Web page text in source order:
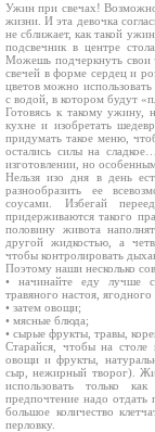
Ужин при свечах!
жизни. И эта девочка
не сближает, как такой
подсвечник в центре
Можешь подчеркнуть свои
свечей в форме сердец и
цветов можно
с водой, в котором будут
Готовясь к такому ужину,
кухне и изобретать
придумать такое меню,
остались силы на
изготовлении, но
Нельзя изо дня в день
разнообразить ее
соусами. Избегай
придерживаются такого
половину живота
другой жидкостью, а
чтобы контролировать
Поэтому наши несколько
• начинайте еду лучше
травяного настоя, ягодного
• затем овощи;
• мясные блюда;
• сырые фрукты, травы,
Старайся, чтобы на
овощи и фрукты,
сыр, нежирный творог).
использовать только
предпочтение надо отдать
большое количество
перловку.